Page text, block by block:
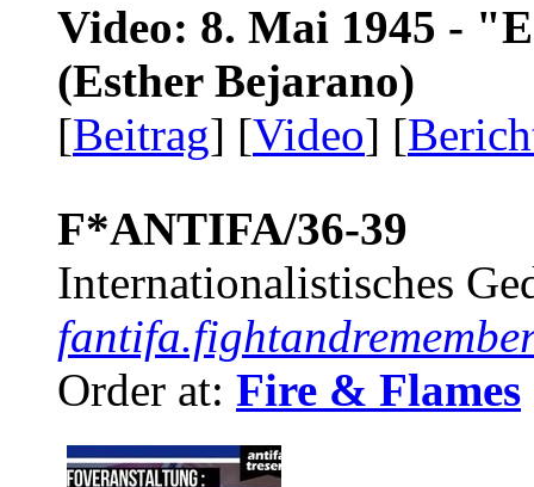
Video: 8. Mai 1945 -
(Esther Bejarano)
[Beitrag] [Video] [
F*ANTIFA/36-39
Internationalistisches
Order at: Fire & Flames